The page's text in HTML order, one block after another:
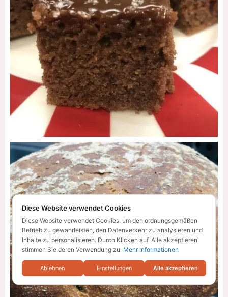
Diese Website verwendet Cookies
Diese Website verwendet Cookies, um den ordnungsgemäßen
Betrieb zu gewährleisten, den Datenverkehr zu analysieren und
Inhalte zu personalisieren. Durch Klicken auf 'Alle akzeptieren'
stimmen Sie deren Verwendung zu. Mehr Informationen
Ablehnen Einstellungen Alle akzeptieren